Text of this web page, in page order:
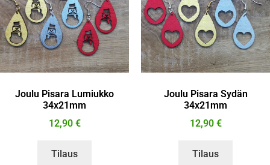
Joulu Pisara Lumiukko
34x21mm
12,90 €
Tilaus
Joulu Pisara Sydän
34x21mm
12,90 €
Tilaus